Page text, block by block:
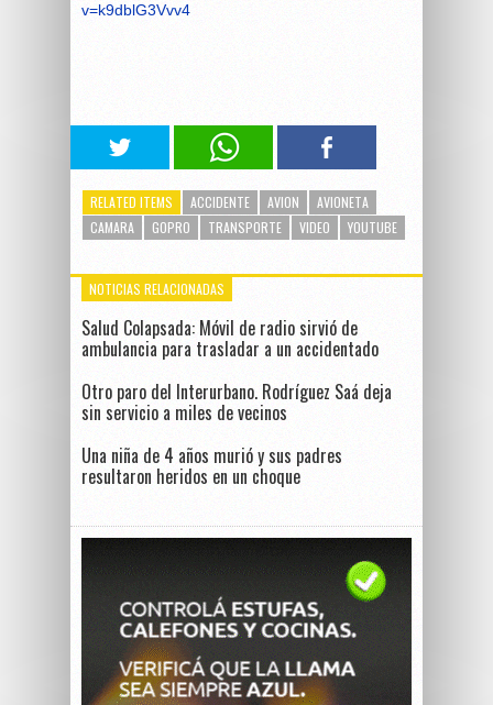
v=k9dblG3Vvv4
RELATED ITEMS ACCIDENTE AVION
AVIONETA
CAMARA
GOPRO TRANSPORTE VIDEO YOUTUBE
NOTICIAS RELACIONADAS
Salud Colapsada: Móvil de radio sirvió de
ambulancia para trasladar a un accidentado
Otro paro del Interurbano. Rodríguez Saá deja
sin servicio a miles de vecinos
Una niña de 4 años murió y sus padres
resultaron heridos en un choque